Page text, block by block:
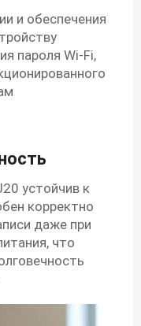
и обеспечения
пароля Wi-Fi,
устойчив к
корректно
даже при
что